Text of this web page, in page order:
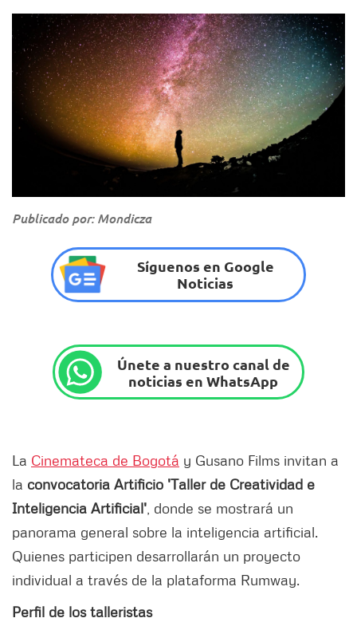
Publicado por: Mondicza
Síguenos en Google
Noticias
Únete a nuestro canal de
noticias en WhatsApp
La Cinemateca de Bogotá y Gusano Films invitan a
la convocatoria Artificio 'Taller de Creatividad e
Inteligencia Artificial' , donde se mostrará un
panorama general sobre la inteligencia artificial.
Quienes participen desarrollarán un proyecto
individual a través de la plataforma Rumway.
Perfil de los talleristas